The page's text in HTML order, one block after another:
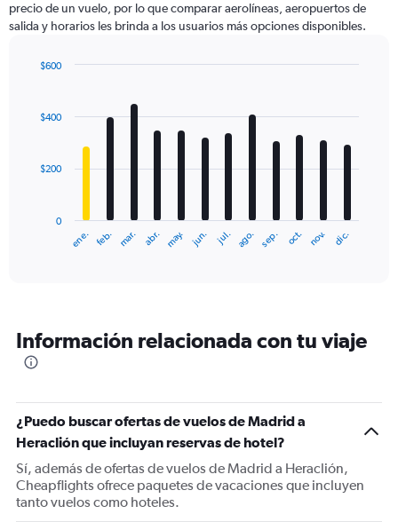
1
Y
displaying
precio de un vuelo, por lo que comparar aerolíneas, aeropuertos de
salida y horarios les brinda a los usuarios más opciones disponibles.
with
12
The
categories.
The
Y
axis
displaying
values.
Range:
0
ene. feb. mar. abr. may. jun. jul. ago. sep. oct. nov. dic.
0
$200
$400
$600
Información relacionada con tu viaje
¿Puedo buscar ofertas de vuelos de Madrid a
Heraclión que incluyan reservas de hotel?
Sí, además de ofertas de vuelos de Madrid a Heraclión,
Cheapflights ofrece paquetes de vacaciones que incluyen
tanto vuelos como hoteles.